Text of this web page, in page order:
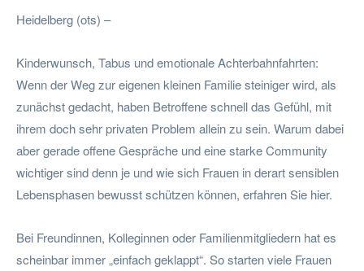
Heidelberg (ots) –
Kinderwunsch, Tabus und emotionale Achterbahnfahrten:
Wenn der Weg zur eigenen kleinen Familie steiniger wird, als
zunächst gedacht, haben Betroffene schnell das Gefühl, mit
ihrem doch sehr privaten Problem allein zu sein. Warum dabei
aber gerade offene Gespräche und eine starke Community
wichtiger sind denn je und wie sich Frauen in derart sensiblen
Lebensphasen bewusst schützen können, erfahren Sie hier.
Bei Freundinnen, Kolleginnen oder Familienmitgliedern hat es
scheinbar immer „einfach geklappt“. So starten viele Frauen